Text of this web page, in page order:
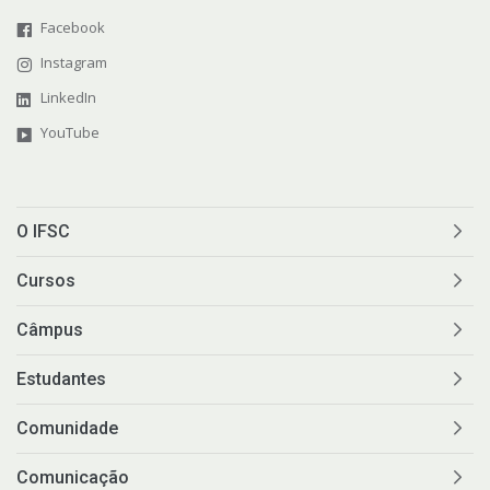
Facebook
Instagram
LinkedIn
YouTube
O IFSC
Cursos
Câmpus
Estudantes
Comunidade
Comunicação